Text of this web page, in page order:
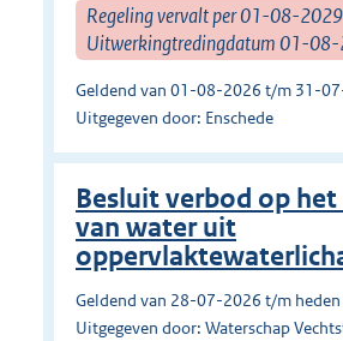
Regeling vervalt per 01-08-2029
Uitwerkingtredingdatum 01-
Geldend van 01-08-2026 t/m 31-
Uitgegeven door: Enschede
Besluit verbod op
van water uit
Geldend van 28-07-2026 t/m heden
Uitgegeven door: Waterschap